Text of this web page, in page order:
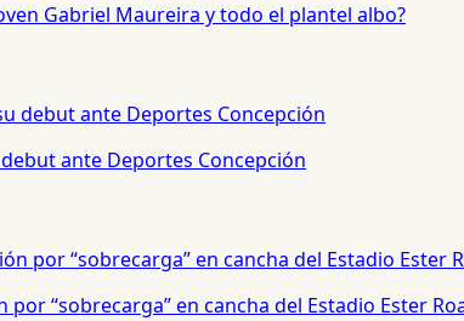
Gabriel Maureira y todo el plantel albo?
ante Deportes Concepción
“sobrecarga” en cancha del Estadio Ester